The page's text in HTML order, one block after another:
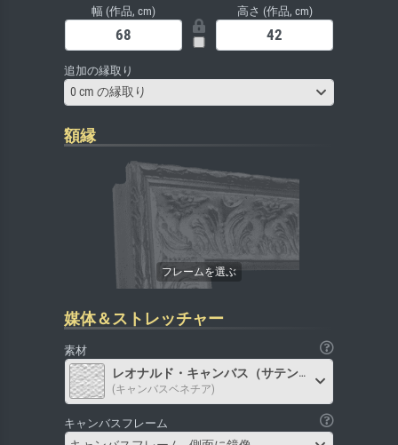
幅 (作品, cm) 高さ (作品, cm)
追加の縁取り
0 cm の縁取り
額縁
媒体＆ストレッチャー
素材
レオナルド・キャンバス（サテン）
(キャンバスベネチア)
キャンバスフレーム